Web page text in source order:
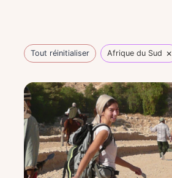
Tout réinitialiser Afrique du Sud ×